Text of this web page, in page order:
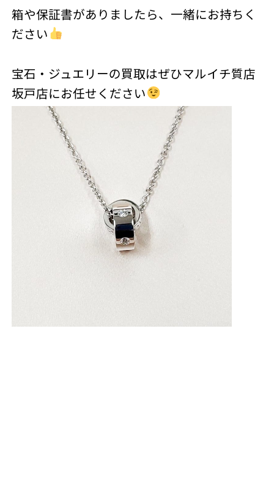
箱や保証書がありましたら、一緒にお持ちく
ださい
宝石・ジュエリーの買取はぜひマルイチ質店
坂戸店にお任せください